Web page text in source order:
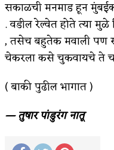
सकाळची मनमाड हून
. वडील रेल्वेत होते त्या
, तसेच बहुतेक मवाली पण
चेकरला कसे चुकवायचे ते
( बाकी पुढील भागात )
— तुषार पांडुरंग नातू